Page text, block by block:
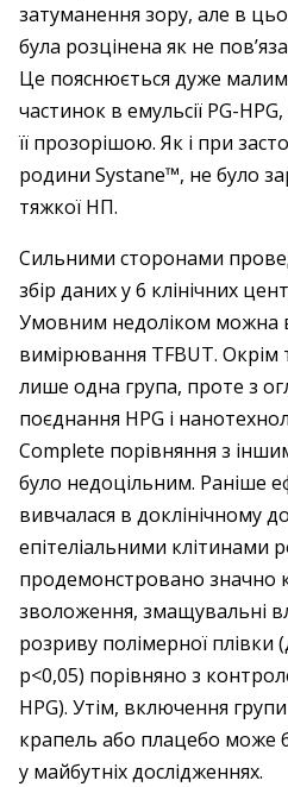
затуманення зору, але в
була розцінена як не
Це пояснюється дуже
частинок в емульсії PG-
її прозорішою. Як і при
родини Systane™, не було
тяжкої НП.
Сильними сторонами
збір даних у 6 клінічних
Умовним недоліком можна
вимірювання TFBUT. Окрім
лише одна група, проте з
поєднання HPG і
Complete порівняння з
було недоцільним. Раніше
вивчалася в доклінічному
епітеліальними клітинами
продемонстровано значно
зволоження, змащувальні
розриву полімерної плівки
p<0,05) порівняно з
HPG). Утім, включення
крапель або плацебо може
у майбутніх дослідженнях.